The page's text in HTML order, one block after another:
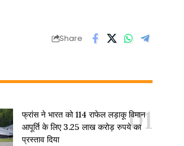
Share
फ्रांस ने भारत को 114 राफेल लड़ाकू विमान
आपूर्ति के लिए 3.25 लाख करोड़ रुपये का
प्रस्ताव दिया